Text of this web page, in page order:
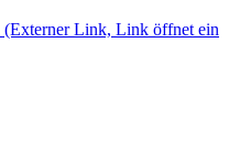
(Externer Link, Link öffnet ein